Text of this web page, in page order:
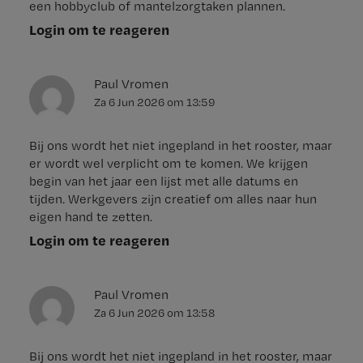
een hobbyclub of mantelzorgtaken plannen.
Login om te reageren
Paul Vromen
Za 6 Jun 2026om 13:59
Bij ons wordt het niet ingepland in het rooster, maar
er wordt wel verplicht om te komen. We krijgen
begin van het jaar een lijst met alle datums en
tijden. Werkgevers zijn creatief om alles naar hun
eigen hand te zetten.
Login om te reageren
Paul Vromen
Za 6 Jun 2026om 13:58
Bij ons wordt het niet ingepland in het rooster, maar